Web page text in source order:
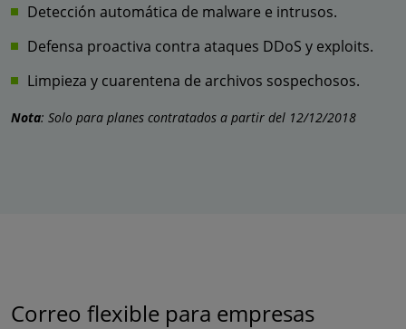
Detección automática de malware e intrusos.
Defensa proactiva contra ataques DDoS y exploits.
Limpieza y cuarentena de archivos sospechosos.
Nota: Solo para planes contratados a partir del 12/12/2018
Correo flexible para empresas